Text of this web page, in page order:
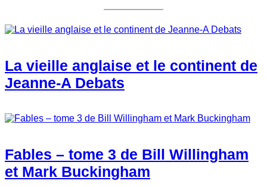
La vieille anglaise et le continent de
Jeanne-A Debats
Fables – tome 3 de Bill Willingham
et Mark Buckingham